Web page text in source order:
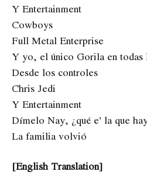
Y Entertainment
Cowboys
Full Metal Enterprise
Y yo, el único Gorila en todas
Desde los controles
Chris Jedi
Y Entertainment
Dímelo Nay, ¿qué e’ la que
La familia volvió
[English Translation]